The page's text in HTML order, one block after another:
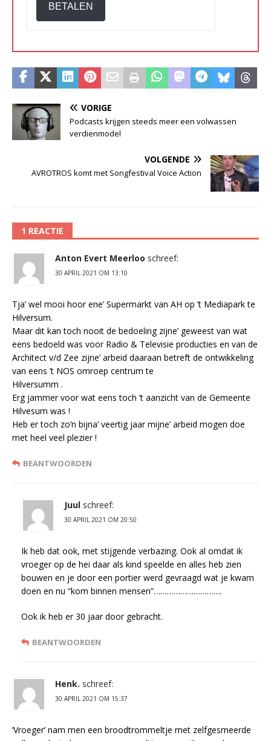
BETALEN
VORIGE
Podcasts krijgen steeds meer een volwassen
verdienmodel
VOLGENDE
AVROTROS komt met Songfestival Voice Action
1 REACTIE
Anton Evert Meerloo schreef:
30 APRIL 2021 OM 13:10
Tja’ wel mooi hoor ene’ Supermarkt van AH op ’t Mediapark te
Hilversum.
Maar dit kan toch nooit de bedoeling zijne’ geweest van wat
eens bedoeld was voor Radio & Televisie producties en van de
Architect v/d Zee zijne’ arbeid daaraan betreft de ontwikkeling
van eens ’t NOS omroep centrum te
Hilversumm .
Erg jammer voor wat eens toch ’t aanzicht van de Gemeente
Hilvesum was !
Heb er toch zo’n bijna’ veertig jaar mijne’ arbeid mogen doe
met heel veel plezier !
BEANTWOORDEN
Juul schreef:
30 APRIL 2021 OM 20:50
Ik heb dat ook, met stijgende verbazing. Ook al omdat ik
vroeger op de hei daar als kind speelde en alles heb zien
bouwen en je door een portier werd gevraagd wat je kwam
doen en nu “kom binnen mensen”………………………….
Ook ik heb er 30 jaar door gebracht.
BEANTWOORDEN
Henk. schreef:
30 APRIL 2021 OM 15:37
‘Vroeger’ nam men een broodtrommeltje met zelfgesmeerde